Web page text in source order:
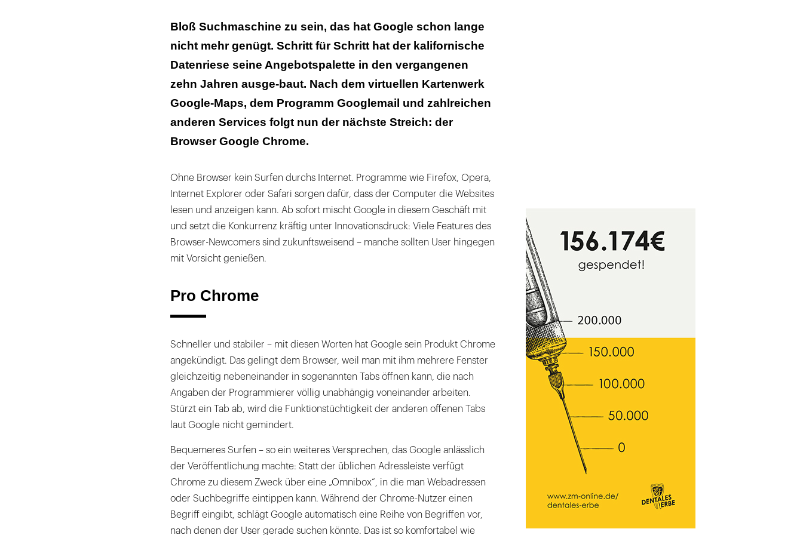
Pro Chrome
Alles wird registriert
Bloß Suchmaschine zu sein, das hat Google schon lange
nicht mehr genügt. Schritt für Schritt hat der kalifornische
Datenriese seine Angebotspalette in den vergangenen
zehn Jahren ausge-baut. Nach dem virtuellen Kartenwerk
Google-Maps, dem Programm Googlemail und zahlreichen
anderen Services folgt nun der nächste Streich: der
Browser Google Chrome.
Ohne Browser kein Surfen durchs Internet. Programme wie Firefox, Opera,
Internet Explorer oder Safari sorgen dafür, dass der Computer die Websites
lesen und anzeigen kann. Ab sofort mischt Google in diesem Geschäft mit
und setzt die Konkurrenz kräftig unter Innovationsdruck: Viele Features des
Browser-Newcomers sind zukunftsweisend – manche sollten User hingegen
mit Vorsicht genießen.
Pro Chrome
Schneller und stabiler – mit diesen Worten hat Google sein Produkt Chrome
angekündigt. Das gelingt dem Browser, weil man mit ihm mehrere Fenster
gleichzeitig nebeneinander in sogenannten Tabs öffnen kann, die nach
Angaben der Programmierer völlig unabhängig voneinander arbeiten.
Stürzt ein Tab ab, wird die Funktionstüchtigkeit der anderen offenen Tabs
laut Google nicht gemindert.
Bequemeres Surfen – so ein weiteres Versprechen, das Google anlässlich
der Veröffentlichung machte: Statt der üblichen Adressleiste verfügt
Chrome zu diesem Zweck über eine „Omnibox“, in die man Webadressen
oder Suchbegriffe eintippen kann. Während der Chrome-Nutzer einen
Begriff eingibt, schlägt Google automatisch eine Reihe von Begriffen vor,
nach denen der User gerade suchen könnte. Das ist so komfortabel wie